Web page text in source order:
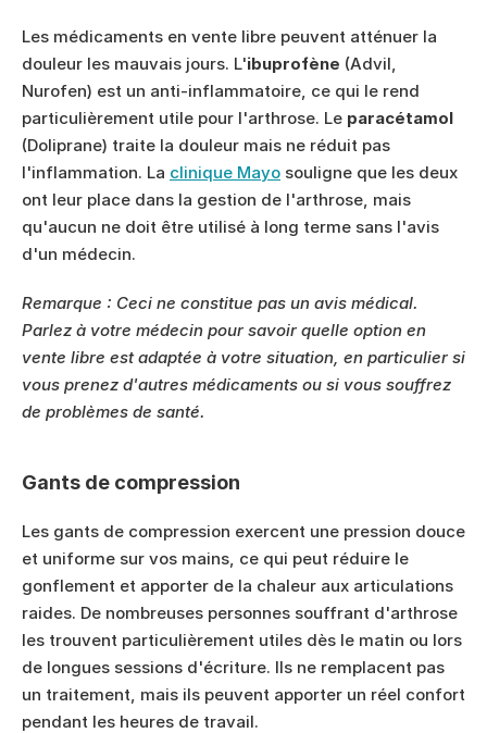
Les médicaments en vente libre peuvent atténuer la
douleur les mauvais jours. L'ibuprofène (Advil,
Nurofen) est un anti-inflammatoire, ce qui le rend
particulièrement utile pour l'arthrose. Le paracétamol
(Doliprane) traite la douleur mais ne réduit pas
l'inflammation. La clinique Mayo souligne que les deux
ont leur place dans la gestion de l'arthrose, mais
qu'aucun ne doit être utilisé à long terme sans l'avis
d'un médecin.
Remarque : Ceci ne constitue pas un avis médical.
Parlez à votre médecin pour savoir quelle option en
vente libre est adaptée à votre situation, en particulier si
vous prenez d'autres médicaments ou si vous souffrez
de problèmes de santé.
Gants de compression
Les gants de compression exercent une pression douce
et uniforme sur vos mains, ce qui peut réduire le
gonflement et apporter de la chaleur aux articulations
raides. De nombreuses personnes souffrant d'arthrose
les trouvent particulièrement utiles dès le matin ou lors
de longues sessions d'écriture. Ils ne remplacent pas
un traitement, mais ils peuvent apporter un réel confort
pendant les heures de travail.